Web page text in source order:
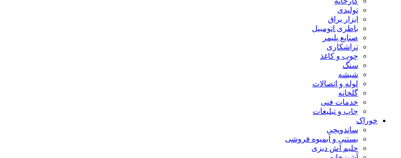
تولیدی
ابزار یراق
باطری اتومبیل
صنایع پلیمر
تراشکاری
چوب و کاغذ
سنگ
شیشه
لوله و اتصالات
گلخانه
خدمات فنی
چاپ و تبلیغات
خوراک
ساندویچی
بستنی و آبمیوه فروشی
حلیم آش دیزی